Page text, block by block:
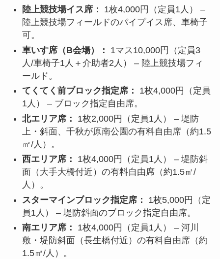
陸上競技場イス席：
1枚4,000円（定員1人） –
陸上競技場フィールドのパイプイス席、車椅子
可。
車いす席（B会場）：
1マス10,000円（定員3
人/車椅子1人＋介助者2人） – 陸上競技場フィ
ールド。
てくてく前ブロック指定席：
1枚4,000円（定員
1人） – ブロック指定自由席。
北エリア席：
1枚2,000円（定員1人） – 堤防
上・斜面、千秋が原南公園の有料自由席（約1.5
㎡/人）。
西エリア席：
1枚4,000円（定員1人） – 堤防斜
面（大手大橋付近）の有料自由席（約1.5㎡/
人）。
スターマインブロック指定席：
1枚5,000円（定
員1人） – 堤防斜面のブロック指定自由席。
南エリア席：
1枚4,000円（定員1人） – 河川
敷・堤防斜面（長生橋付近）の有料自由席（約
1.5㎡/人）。